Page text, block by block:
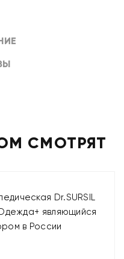
СМОТРЯТ